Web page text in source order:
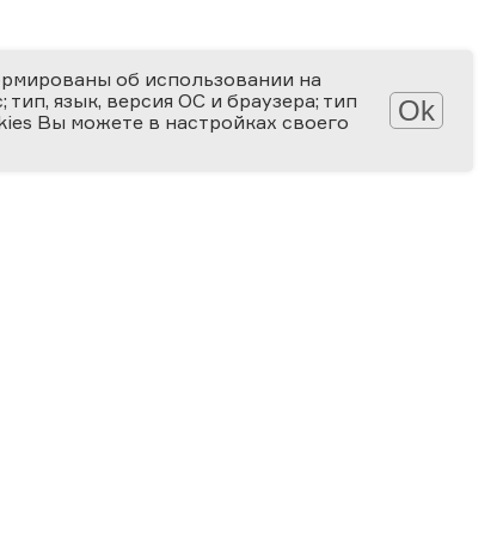
об использовании на
язык, версия ОС и браузера; тип
Вы можете в настройках своего
Ok